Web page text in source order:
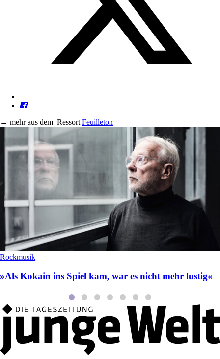
→ mehr aus dem Ressort Feuilleton
Rockmusik
»Als Kokain ins Spiel kam, war es nicht mehr lustig«